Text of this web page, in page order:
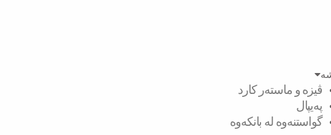
ڤیزە و ماستەر کارد
پەیپال
گواستنەوە لە بانکەوە